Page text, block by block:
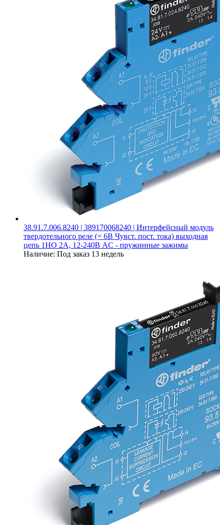
38.91.7.006.8240 | 389170068240 | Интерфейсный модуль
твердотельного реле (= 6В Чувст. пост. тока) выходная
цепь 1НО 2А, 12-240В AC - пружинные зажимы
Наличие: Под заказ 13 недель